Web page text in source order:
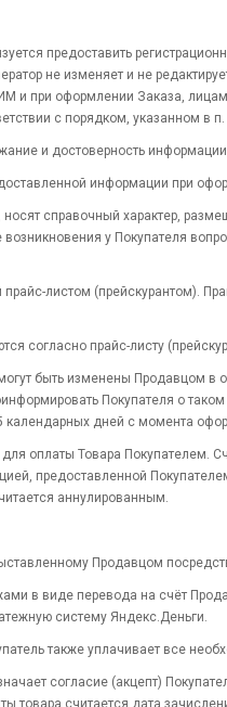
предоставить
не изменяет и не
и при оформлении Заказа,
с порядком, указанном в
и достоверность
информации при
справочный характер,
возникновения у Покупателя
листом (прейскурантом).
согласно прайс-листу
быть изменены Продавцом
Покупателя о
календарных дней с момента
оплаты Товара Покупателем.
предоставленной
аннулированным.
Продавцом
в виде перевода на счёт
систему Яндекс.Деньги.
также уплачивает все
согласие (акцепт)
считается дата